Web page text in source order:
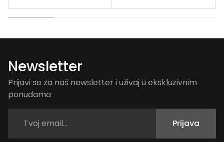
Newsletter
Prijavi se za naš newsletter i uživaj u ekskluzivnim
ponudama
Prijava